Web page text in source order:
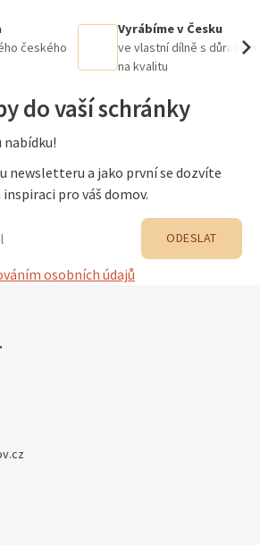
českého
Vyrábíme v Česku
ve vlastní dílně s důrazem
na kvalitu
do vaší schránky
nabídku!
newsletteru a jako první se dozvíte
pro váš domov.
osobních údajů
ODESLAT